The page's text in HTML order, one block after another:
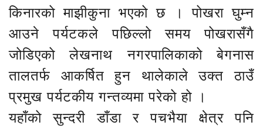
किनारको माझीकुना भएको छ । पोखरा घुम्न
आउने पर्यटकले पछिल्लो समय पोखरासँगै
जोडिएको लेखनाथ नगरपालिकाको बेगनास
तालतर्फ आकर्षित हुन थालेकाले उक्त ठाउँ
प्रमुख पर्यटकीय गन्तव्यमा परेको हो ।
यहाँको सुन्दरी डाँडा र पचभैया क्षेत्र पनि